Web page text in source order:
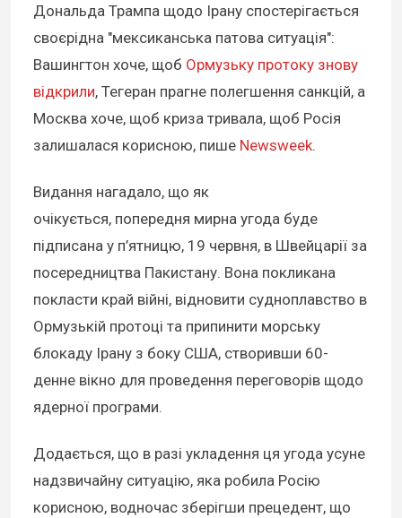
Дональда Трампа щодо Ірану спостерігається
своєрідна "мексиканська патова ситуація":
Вашингтон хоче, щоб Ормузьку протоку знову
відкрили, Тегеран прагне полегшення санкцій, а
Москва хоче, щоб криза тривала, щоб Росія
залишалася корисною, пише Newsweek.
Видання нагадало, що як
очікується, попередня мирна угода буде
підписана у п’ятницю, 19 червня, в Швейцарії за
посередництва Пакистану. Вона покликана
покласти край війні, відновити судноплавство в
Ормузькій протоці та припинити морську
блокаду Ірану з боку США, створивши 60-
денне вікно для проведення переговорів щодо
ядерної програми.
Додається, що в разі укладення ця угода усуне
надзвичайну ситуацію, яка робила Росію
корисною, водночас зберігши прецедент, що